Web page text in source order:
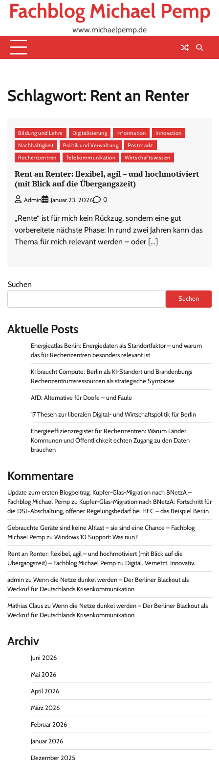
SkipFachblog Michael Pemp
www.michaelpemp.de
Schlagwort: Rent an Renter
Bildung und Lehre Digitalisierung Information
Innovation
Nachhaltigkeit
Politik und Verwaltung
Postmarkt
Rechenzentren
Telekommunikation Wirtschaftswissen
Rent an Renter: flexibel, agil – und hochmotiviert
(mit Blick auf die Übergangszeit)
Admin Januar 23, 2026 0
„Rente“ ist für mich kein Rückzug, sondern eine gut
vorbereitete nächste Phase: In rund zwei Jahren kann das
Thema für mich relevant werden – oder […]
Suchen
Suchen
Aktuelle Posts
Energieatlas Berlin: Energiedaten als Standortfaktor – und warum
das für Rechenzentren besonders relevant ist
KI braucht Compute: Berlin als KI-Standort und Brandenburgs
Rechenzentrumsressourcen als strategische Symbiose
AfD: Alternative für Doofe – und Faule
17 Thesen zur liberalen Digital- und Wirtschaftspolitik für Berlin
Energieeffizienzregister für Rechenzentren: Warum Länder,
Kommunen und Öffentlichkeit echten Zugang zu den Daten
brauchen
Kommentare
Update zum ersten Blogbeitrag: Kupfer-Glas-Migration nach BNetzA –
Fachblog Michael Pemp zu Kupfer-Glas-Migration nach BNetzA: Fortschritt für
die DSL-Abschaltung, offener Regelungsbedarf bei HFC – das Beispiel Berlin
Gebrauchte Geräte sind keine Altlast – sie sind eine Chance – Fachblog
Michael Pemp zu Windows 10 Support: Was nun?
Rent an Renter: flexibel, agil – und hochmotiviert (mit Blick auf die
Übergangszeit) – Fachblog Michael Pemp zu Digital. Vernetzt. Innovativ.
admin zu Wenn die Netze dunkel werden – Der Berliner Blackout als
Weckruf für Deutschlands Krisenkommunikation
Mathias Claus zu Wenn die Netze dunkel werden – Der Berliner Blackout als
Weckruf für Deutschlands Krisenkommunikation
Archiv
Juni 2026
Mai 2026
April 2026
März 2026
Februar 2026
Januar 2026
Dezember 2025